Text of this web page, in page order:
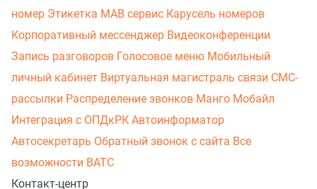
номер Этикетка МАВ сервис Карусель номеров
Корпоративный мессенджер Видеоконференции
Запись разговоров Голосовое меню Мобильный
личный кабинет Виртуальная магистраль связи СМС-
рассылки Распределение звонков Манго Мобайл
Интеграция с ОПДкРК Автоинформатор
Автосекретарь Обратный звонок с сайта Все
возможности ВАТС
Контакт-центр